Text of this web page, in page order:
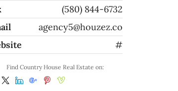
(580) 844-6732
agency5@houzez.co
#
Find Country House Real Estate on: